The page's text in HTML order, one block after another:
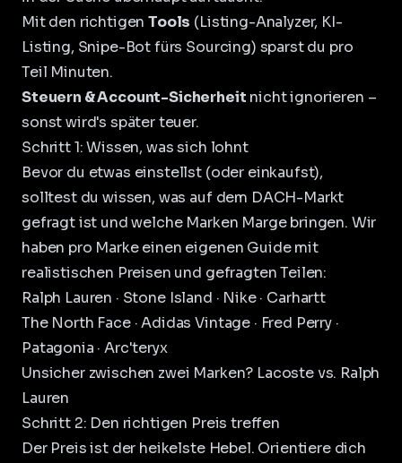
Mit den richtigenTools (Listing-Analyzer, KI-
Listing, Snipe-Bot fürs Sourcing) sparst du pro
Teil Minuten.
Steuern & Account-Sicherheit nicht ignorieren –
sonst wird's später teuer.
Schritt 1: Wissen, was sich lohnt
Bevor du etwas einstellst (oder einkaufst),
solltest du wissen, was auf dem DACH-Markt
gefragt ist und welche Marken Marge bringen. Wir
haben pro Marke einen eigenen Guide mit
realistischen Preisen und gefragten Teilen:
Ralph Lauren · Stone Island · Nike· Carhartt
The North Face·Adidas Vintage · Fred Perry ·
Patagonia ·Arc'teryx
Unsicher zwischen zwei Marken? Lacoste vs. Ralph
Lauren
Schritt 2: Den richtigen Preis treffen
Der Preis ist der heikelste Hebel. Orientiere dich